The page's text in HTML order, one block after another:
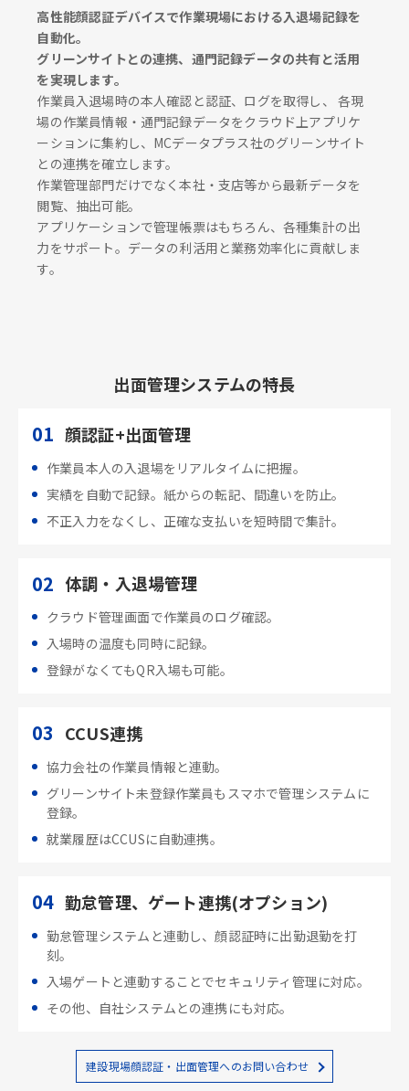
高性能顔認証デバイスで作業現場における入退場記録を
自動化。
グリーンサイトとの連携、通門記録データの共有と活用
を実現します。
作業員入退場時の本人確認と認証、ログを取得し、 各現
場の作業員情報・通門記録データをクラウド上アプリケ
ーションに集約し、MCデータプラス社のグリーンサイト
との連携を確立します。
作業管理部門だけでなく本社・支店等から最新データを
閲覧、抽出可能。
アプリケーションで管理帳票はもちろん、各種集計の出
力をサポート。データの利活用と業務効率化に貢献しま
す。
出面管理システムの特長
01 顔認証+出面管理
作業員本人の入退場をリアルタイムに把握。
実績を自動で記録。紙からの転記、間違いを防止。
不正入力をなくし、正確な支払いを短時間で集計。
02 体調・入退場管理
クラウド管理画面で作業員のログ確認。
入場時の温度も同時に記録。
登録がなくてもQR入場も可能。
03 CCUS連携
協力会社の作業員情報と連動。
グリーンサイト未登録作業員もスマホで管理システムに
登録。
就業履歴はCCUSに自動連携。
04 勤怠管理、ゲート連携(オプション)
勤怠管理システムと連動し、顔認証時に出勤退勤を打
刻。
入場ゲートと連動することでセキュリティ管理に対応。
その他、自社システムとの連携にも対応。
建設現場顔認証・出面管理へのお問い合わせ